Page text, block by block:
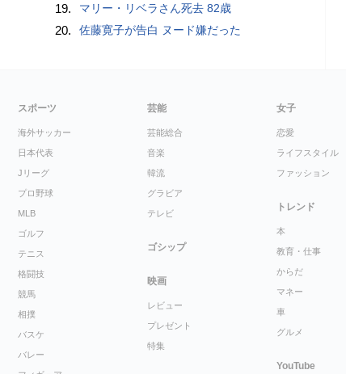
19. マリー・リベラさん死去 82歳
20. 佐藤寛子が告白 ヌード嫌だった
スポーツ
海外サッカー
日本代表
Jリーグ
プロ野球
MLB
ゴルフ
テニス
格闘技
競馬
相撲
バスケ
バレー
芸能
芸能総合
音楽
韓流
グラビア
テレビ
ゴシップ
映画
レビュー
プレゼント
特集
女子
恋愛
ライフスタイル
ファッション
トレンド
本
教育・仕事
からだ
マネー
車
グルメ
YouTube